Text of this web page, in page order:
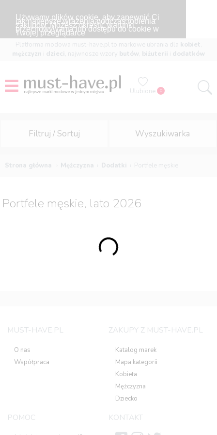
Używamy plików cookie, aby zapewnić Ci
jak najlepsze wrażenia podczas robienia
zakupów. Możesz określić warunki
przechowywania lub dostępu do cookie w
Twojej przeglądarce
Platforma modowa must-have.pl to markowe ubrania dla kobiet
mężczyzn
dzieci , najwnosze wzory butów biżuterii dodatków
Ulubione 0
Filtruj / Sortuj Wyszukiwarka
Strona główna Mężczyzna Dodatki Portfele męskie
Portfele męskie, lato 2026
MUST-HAVE.PL
O nas
Współpraca
ZAKUPY Z MUST-HAVE.PL
Katalog marek
Mapa kategorii
Kobieta
Mężczyzna
Dziecko
POMOC KONTAKT